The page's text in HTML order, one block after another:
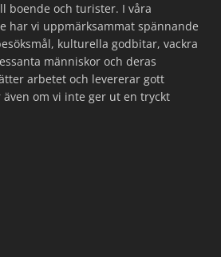
boende och turister. I våra
har vi uppmärksammat spännande
kulturella godbitar, vackra
människor och deras
arbetet och levererar gott
om vi inte ger ut en tryckt